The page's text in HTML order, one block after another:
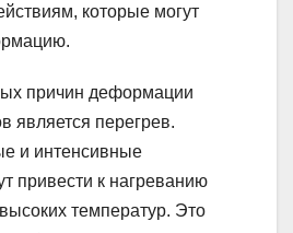
которые могут
причин деформации
является перегрев.
и интенсивные
привести к нагреванию
температур. Это